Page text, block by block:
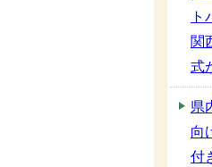
ト
関
式
県
向
付